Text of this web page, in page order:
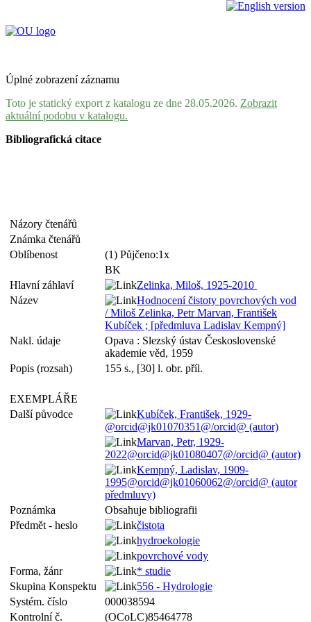
Úplné zobrazení záznamu
Toto je statický export z katalogu ze dne 28.05.2026. Zobrazit
aktuální podobu v katalogu.
Bibliografická citace
Názory čtenářů
Známka čtenářů
Oblíbenost
(1) Půjčeno:1x
BK
Hlavní záhlaví
Zelinka, Miloš, 1925-2010
Název
Hodnocení čistoty povrchových vod
/ Miloš Zelinka, Petr Marvan, František
Kubíček ; [předmluva Ladislav Kempný]
Nakl. údaje
Opava : Slezský ústav Československé
akademie věd, 1959
Popis (rozsah)
155 s., [30] l. obr. příl.
EXEMPLÁŘE
Další původce
Kubíček, František, 1929-
@orcid@jk01070351@/orcid@ (autor)
Marvan, Petr, 1929-
2022@orcid@jk01080407@/orcid@ (autor)
Kempný, Ladislav, 1909-
1995@orcid@jk01060062@/orcid@ (autor
předmluvy)
Poznámka
Obsahuje bibliografii
Předmět - heslo
čistota
hydroekologie
povrchové vody
Forma, žánr
* studie
Skupina Konspektu
556 - Hydrologie
Systém. číslo
000038594
Kontrolní č.
(OCoLC)85464778